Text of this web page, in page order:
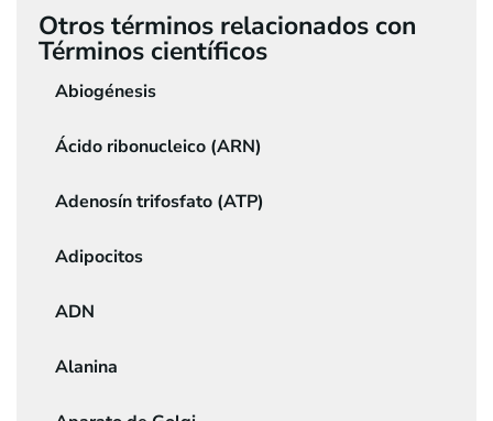
Otros términos relacionados con
Términos científicos
Abiogénesis
Ácido ribonucleico (ARN)
Adenosín trifosfato (ATP)
Adipocitos
ADN
Alanina